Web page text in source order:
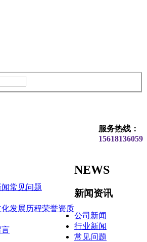
服务热线：
15618136059
常见问题
化发展历程荣誉资质
言
NEWS
新闻资讯
公司新闻
行业新闻
常见问题